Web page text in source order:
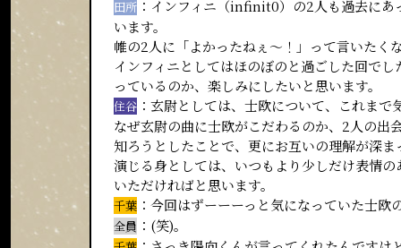
田所 ：インフィニ（infinit0）の2人も過去に
います。
帷の2人に「よかったねぇ～！」って言いたく
インフィニとしてはほのぼのと過ごした回で
っているのか、楽しみにしたいと思います。
住谷 ：玄尉としては、士欧について、これま
なぜ玄尉の曲に士欧がこだわるのか、2人の
知ろうとしたことで、更にお互いの理解が深
演じる身としては、いつもより少しだけ表情
いただければと思います。
千葉 ：今回はずーーーっと気になっていた士
全員 ：(笑)。